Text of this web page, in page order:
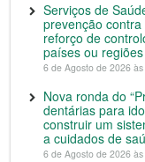
Serviços de
prevenção
reforço de
países ou
6 de Agosto de 2026
Nova ronda do
dentárias para
construir um
a cuidados de
6 de Agosto de 2026